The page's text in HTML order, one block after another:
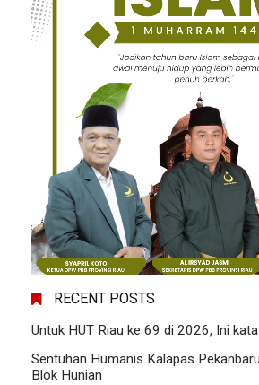
RECENT POSTS
Untuk HUT Riau ke 69 di 2026, Ini
Sentuhan Humanis Kalapas
Blok Hunian